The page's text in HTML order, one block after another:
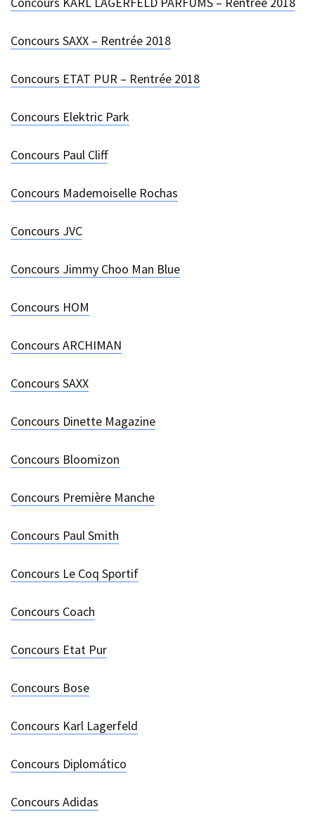
Concours SAXX – Rentrée 2018
Concours ETAT PUR – Rentrée 2018
Concours Elektric Park
Concours Paul Cliff
Concours Mademoiselle Rochas
Concours JVC
Concours Jimmy Choo Man Blue
Concours HOM
Concours ARCHIMAN
Concours SAXX
Concours Dinette Magazine
Concours Bloomizon
Concours Première Manche
Concours Paul Smith
Concours Le Coq Sportif
Concours Coach
Concours Etat Pur
Concours Bose
Concours Karl Lagerfeld
Concours Diplomático
Concours Adidas